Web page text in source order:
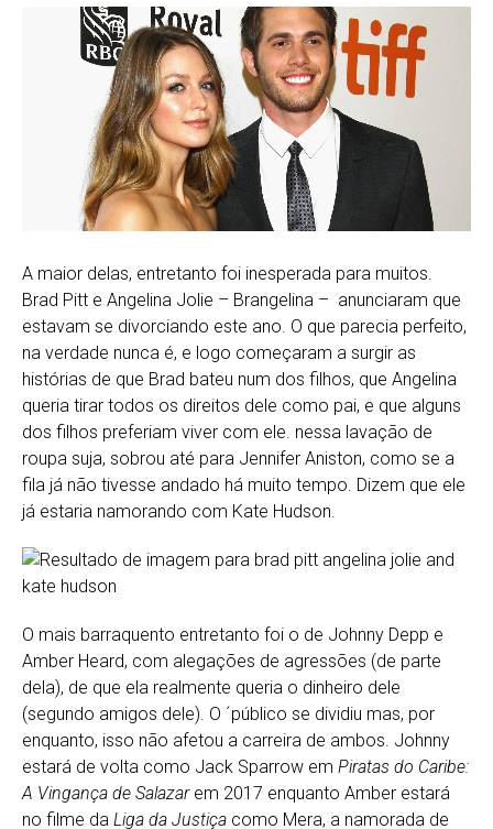
A maior delas, entretanto foi inesperada para muitos.
Brad Pitt e Angelina Jolie – Brangelina – anunciaram que
estavam se divorciando este ano. O que parecia perfeito,
na verdade nunca é, e logo começaram a surgir as
histórias de que Brad bateu num dos filhos, que Angelina
queria tirar todos os direitos dele como pai, e que alguns
dos filhos preferiam viver com ele. nessa lavação de
roupa suja, sobrou até para Jennifer Aniston, como se a
fila já não tivesse andado há muito tempo. Dizem que ele
já estaria namorando com Kate Hudson.
O mais barraquento entretanto foi o de Johnny Depp e
Amber Heard, com alegações de agressões (de parte
dela), de que ela realmente queria o dinheiro dele
(segundo amigos dele). O ´público se dividiu mas, por
enquanto, isso não afetou a carreira de ambos. Johnny
estará de volta como Jack Sparrow em Piratas do Caribe:
A Vingança de Salazarem 2017 enquanto Amber estará
no filme da Liga da Justiça como Mera, a namorada de